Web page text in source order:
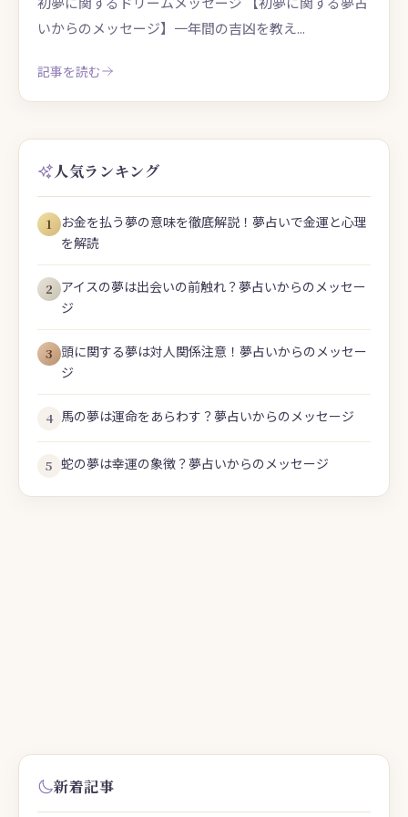
いからのメッセージ】一年間の吉凶を教え...
記事を読む
人気ランキング
1
お金を払う夢の意味を徹底解説！夢占いで金運と心理
を解読
2 アイスの夢は出会いの前触れ？夢占いからのメッセー
ジ
3 頭に関する夢は対人関係注意！夢占いからのメッセー
ジ
4 馬の夢は運命をあらわす？夢占いからのメッセージ
5 蛇の夢は幸運の象徴？夢占いからのメッセージ
新着記事